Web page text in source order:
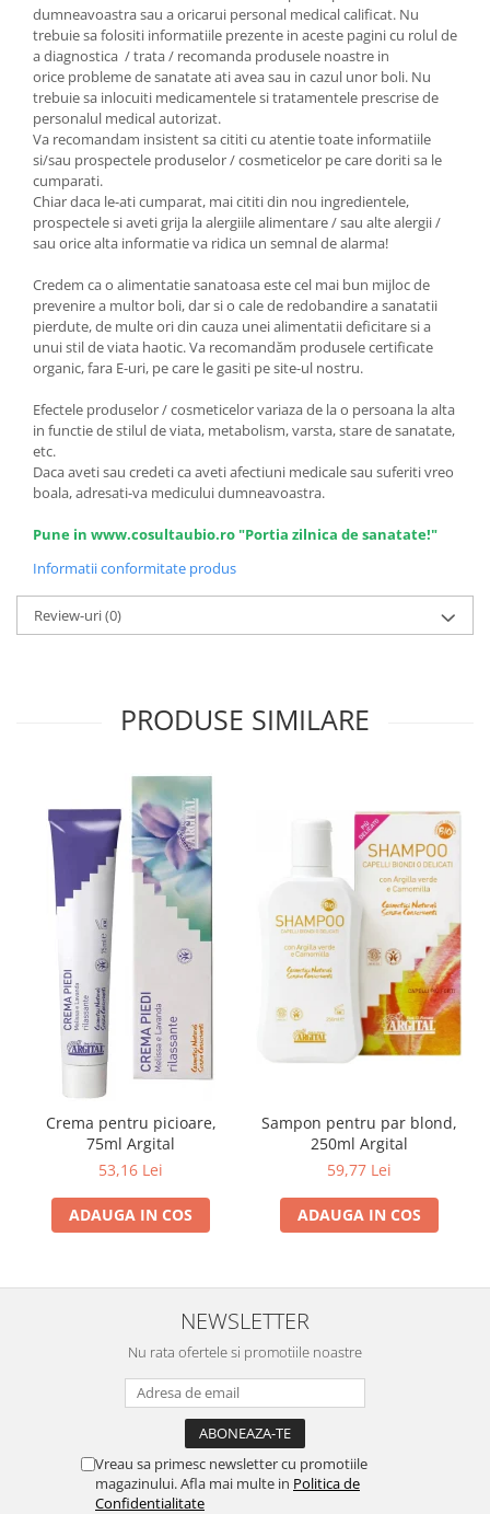
dumneavoastra sau a oricarui personal medical calificat. Nu
trebuie sa folositi informatiile prezente in aceste pagini cu rolul de
a diagnostica / trata / recomanda produsele noastre in
orice probleme de sanatate ati avea sau in cazul unor boli. Nu
trebuie sa inlocuiti medicamentele si tratamentele prescrise de
personalul medical autorizat.
Va recomandam insistent sa cititi cu atentie toate informatiile
si/sau prospectele produselor / cosmeticelor pe care doriti sa le
cumparati.
Chiar daca le-ati cumparat, mai cititi din nou ingredientele,
prospectele si aveti grija la alergiile alimentare / sau alte alergii /
sau orice alta informatie va ridica un semnal de alarma!
Credem ca o alimentatie sanatoasa este cel mai bun mijloc de
prevenire a multor boli, dar si o cale de redobandire a sanatatii
pierdute, de multe ori din cauza unei alimentatii deficitare si a
unui stil de viata haotic. Va recomandăm produsele certificate
organic, fara E-uri, pe care le gasiti pe site-ul nostru.
Efectele produselor / cosmeticelor variaza de la o persoana la alta
in functie de stilul de viata, metabolism, varsta, stare de sanatate,
etc.
Daca aveti sau credeti ca aveti afectiuni medicale sau suferiti vreo
boala, adresati-va medicului dumneavoastra.
Pune in www.cosultaubio.ro "Portia zilnica de sanatate!"
Informatii conformitate produs
Review-uri(0)
PRODUSE SIMILARE
Crema pentru picioare,
75ml Argital
53,16 Lei
ADAUGA IN COS
Sampon pentru par blond,
250ml Argital
59,77 Lei
ADAUGA IN COS
NEWSLETTER
Nu rata ofertele si promotiile noastre
Vreau sa primesc newsletter cu promotiile
magazinului. Afla mai multe in Politica de
Confidentialitate